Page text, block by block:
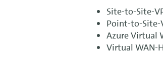
Site-to-Site-
Point-to-Site-
Azure Virtual
Virtual WAN-